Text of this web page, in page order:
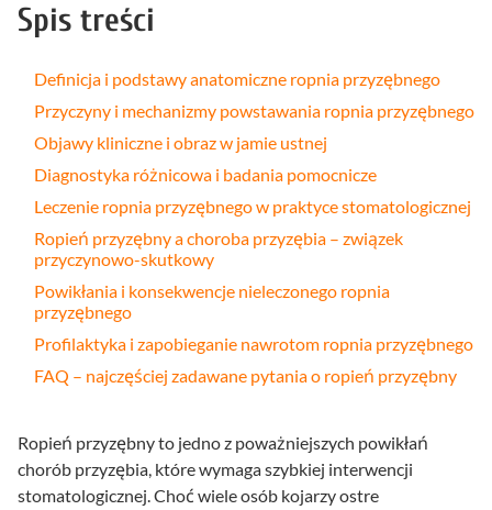
Spis treści
Definicja i podstawy anatomiczne ropnia przyzębnego
Przyczyny i mechanizmy powstawania ropnia przyzębnego
Objawy kliniczne i obraz w jamie ustnej
Diagnostyka różnicowa i badania pomocnicze
Leczenie ropnia przyzębnego w praktyce stomatologicznej
Ropień przyzębny a choroba przyzębia – związek
przyczynowo-skutkowy
Powikłania i konsekwencje nieleczonego ropnia
przyzębnego
Profilaktyka i zapobieganie nawrotom ropnia przyzębnego
FAQ – najczęściej zadawane pytania o ropień przyzębny
Ropień przyzębny to jedno z poważniejszych powikłań
chorób przyzębia, które wymaga szybkiej interwencji
stomatologicznej. Choć wiele osób kojarzy ostre